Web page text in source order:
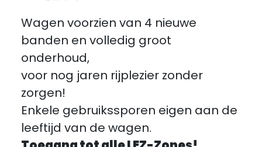
Wagen voorzien van 4 nieuwe
banden en volledig groot
onderhoud,
voor nog jaren rijplezier zonder
zorgen!
Enkele gebruikssporen eigen aan de
leeftijd van de wagen.